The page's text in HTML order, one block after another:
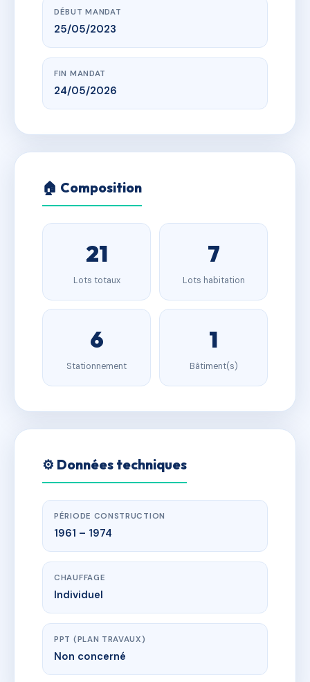
DÉBUT MANDAT
25/05/2023
FIN MANDAT
24/05/2026
🏠 Composition
21
Lots totaux
7
Lots habitation
6
Stationnement
1
Bâtiment(s)
⚙️ Données techniques
PÉRIODE CONSTRUCTION
1961 – 1974
CHAUFFAGE
Individuel
PPT (PLAN TRAVAUX)
Non concerné